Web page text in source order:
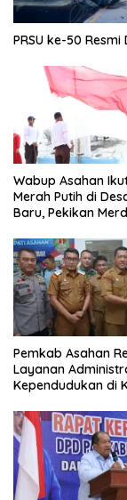
PRSU ke-50
Wabup Asahan
Merah Putih di
Baru, Pekikan
Pemkab Asahan
Layanan
Kependudukan di